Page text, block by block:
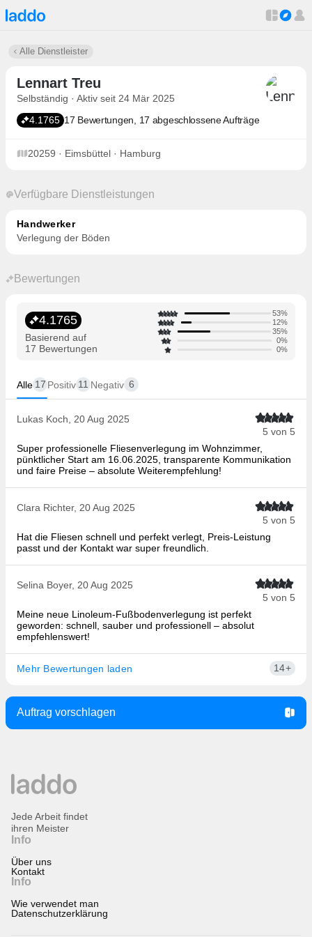
Alle Dienstleister
Lennart Treu
Selbständig · Aktiv seit 24 Mär 2025
4.1765 17 Bewertungen, 17 abgeschlossene Aufträge
20259 · Eimsbüttel · Hamburg
Verfügbare Dienstleistungen
Handwerker
Verlegung der Böden
Bewertungen
4.1765
Basierend auf
17 Bewertungen
53%
12%
35%
0%
0%
Alle 17 Positiv 11 Negativ 6
Lukas Koch, 20 Aug 2025
5 von 5
Super professionelle Fliesenverlegung im Wohnzimmer,
pünktlicher Start am 16.06.2025, transparente Kommunikation
und faire Preise – absolute Weiterempfehlung!
Clara Richter, 20 Aug 2025
5 von 5
Hat die Fliesen schnell und perfekt verlegt, Preis-Leistung
passt und der Kontakt war super freundlich.
Selina Boyer, 20 Aug 2025
5 von 5
Meine neue Linoleum-Fußbodenverlegung ist perfekt
geworden: schnell, sauber und professionell – absolut
empfehlenswert!
Mehr Bewertungen laden 14+
Auftrag vorschlagen
Info
Über uns
Kontakt
Info
Wie verwendet man
Datenschutzerklärung
Jede Arbeit findet
ihren Meister